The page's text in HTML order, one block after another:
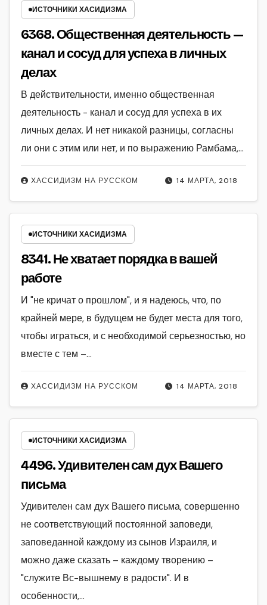
ИСТОЧНИКИ ХАСИДИЗМА
6368. Общественная деятельность —
канал и сосуд для успеха в личных
делах
14 МАРТА, 2018
ХАССИДИЗМ НА РУССКОМ
В действительности, именно общественная
деятельность - канал и сосуд для успеха в их
личных делах. И нет никакой разницы, согласны
ли они с этим или нет, и по выражению Рамбама,…
ИСТОЧНИКИ ХАСИДИЗМА
8341. Не хватает порядка в вашей
работе
14 МАРТА, 2018
ХАССИДИЗМ НА РУССКОМ
И "не кричат о прошлом", и я надеюсь, что, по
крайней мере, в будущем не будет места для того,
чтобы играться, и с необходимой серьезностью, но
вместе с тем –…
ИСТОЧНИКИ ХАСИДИЗМА
4496. Удивителен сам дух Вашего
письма
Удивителен сам дух Вашего письма, совершенно
не соответствующий постоянной заповеди,
заповеданной каждому из сынов Израиля, и
можно даже сказать – каждому творению –
"служите Вс-вышнему в радости". И в
особенности,…